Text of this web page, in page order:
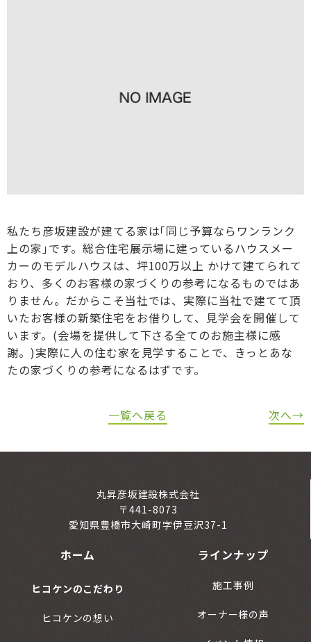
私たち彦坂建設が建てる家は｢同じ予算ならワンランク
上の家｣です。総合住宅展示場に建っているハウスメー
カーのモデルハウスは、坪100万以上 かけて建てられて
おり、多くのお客様の家づくりの参考になるものではあ
りません。だからこそ当社では、実際に当社で建てて頂
いたお客様の新築住宅をお借りして、見学会を開催して
います。(会場を提供して下さる全てのお施主様に感
謝。)実際に人の住む家を見学することで、きっとあな
たの家づくりの参考になるはずです。
一覧へ戻る 次へ→
丸昇彦坂建設株式会社
〒441-8073
愛知県豊橋市大崎町字伊豆沢37-1
ホーム
ヒコケンのこだわり
ヒコケンの想い
ラインナップ
施工事例
オーナー様の声